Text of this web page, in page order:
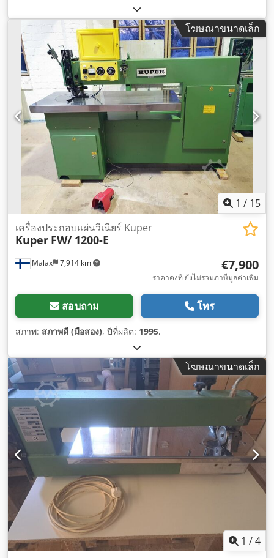
โฆษณาขนาดเล็ก
1 / 15
Malax 7,914 km
เครื่องประกอบแผ่นวีเนียร์ Kuper
Kuper FW/ 1200-E
€7,900
ราคาคงที่ ยังไม่รวมภาษีมูลค่าเพิ่ม
สอบถาม โทร
สภาพ: สภาพดี (มือสอง), ปีที่ผลิต: 1995,
โฆษณาขนาดเล็ก
1 /4